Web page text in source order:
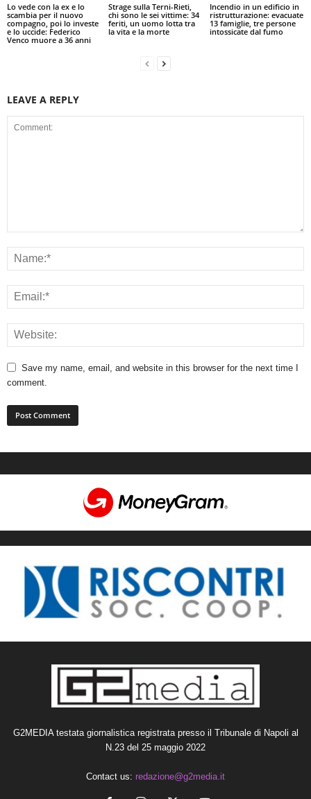
Lo vede con la ex e lo
scambia per il nuovo
compagno, poi lo investe
e lo uccide: Federico
Venco muore a 36 anni
Strage sulla Terni-Rieti,
chi sono le sei vittime: 34
feriti, un uomo lotta tra
la vita e la morte
Incendio in un edificio in
ristrutturazione: evacuate
13 famiglie, tre persone
intossicate dal fumo
LEAVE A REPLY
Save my name, email, and website in this browser for the next time I
comment.
G2MEDIA testata giornalistica registrata presso il Tribunale di Napoli al
N.23 del 25 maggio 2022
Contact us: redazione@g2media.it